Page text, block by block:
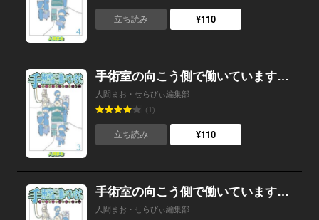
立ち読み ¥110
手術室の向こう側で働いています。手術室看護師の非日常ライフ 【せらびぃ連載版】３
人間まお・せらびぃ編集部
(1)
立ち読み ¥110
手術室の向こう側で働いています。手術室看護師の非日常ライフ 【せらびぃ連載版】２
人間まお・せらびぃ編集部